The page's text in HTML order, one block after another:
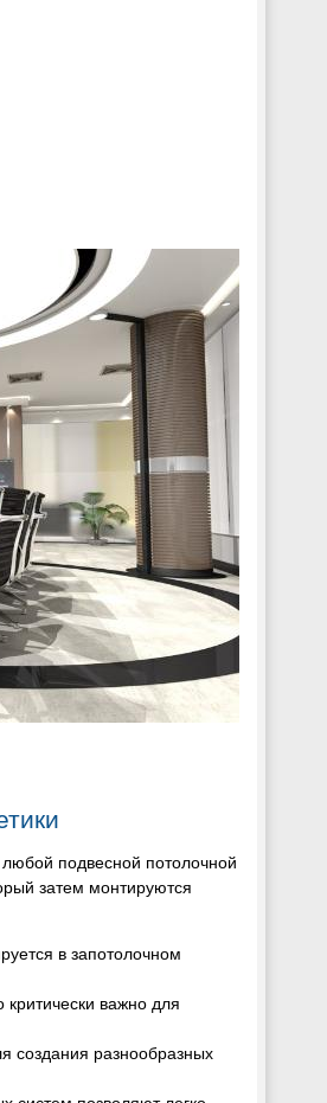
подвесной потолочной
затем монтируются
в запотолочном
важно для
создания разнообразных